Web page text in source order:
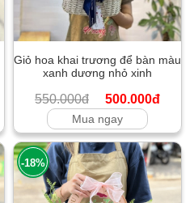
Giỏ hoa khai trương để bàn màu
xanh dương nhỏ xinh
550.000đ 500.000đ
Mua ngay
-18%